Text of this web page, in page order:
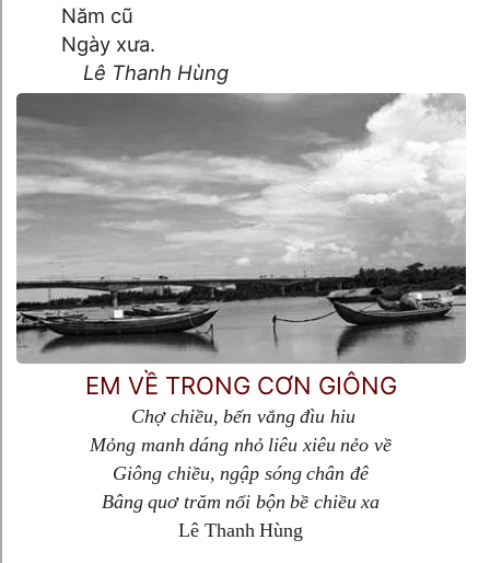
Năm cũ
Ngày xưa.
Lê Thanh Hùng
EM VỀ TRONG CƠN GIÔNG
Chợ chiều, bến vắng đìu hiu
Mỏng manh dáng nhỏ liêu xiêu nẻo về
Giông chiều, ngập sóng chân đê
Bâng quơ trăm nổi bộn bề chiều xa
Lê Thanh Hùng